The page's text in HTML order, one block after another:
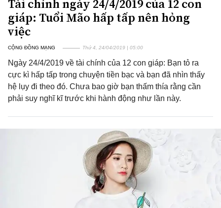
Tài chính ngày 24/4/2019 của 12 con
giáp: Tuổi Mão hấp tấp nên hỏng
việc
CỘNG ĐỒNG MẠNG Thứ 4, 24/04/2019 | 05:00
Ngày 24/4/2019 về tài chính của 12 con giáp: Bạn tỏ ra
cực kì hấp tấp trong chuyện tiền bạc và bạn đã nhìn thấy
hệ lụy đi theo đó. Chưa bao giờ bạn thấm thía rằng cần
phải suy nghĩ kĩ trước khi hành động như lần này.